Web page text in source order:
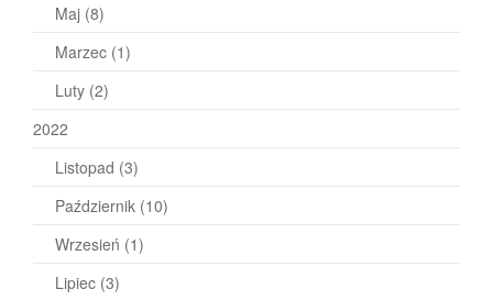
Maj (8)
Marzec (1)
Luty (2)
2022
Listopad (3)
Październik (10)
Wrzesień (1)
Lipiec (3)